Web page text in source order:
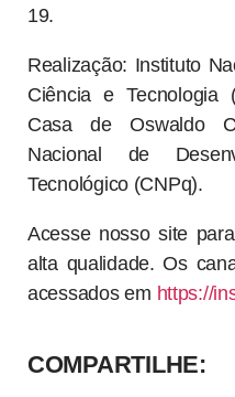
19.
Realização: Instituto
Ciência e Tecnologia
Casa de Oswaldo
Nacional de
Tecnológico (CNPq).
Acesse nosso site
alta qualidade. Os
acessados em https://
COMPARTILHE: